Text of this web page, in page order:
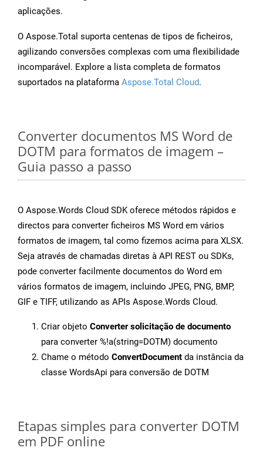
aplicações.
O Aspose.Total suporta centenas de tipos de ficheiros,
agilizando conversões complexas com uma flexibilidade
incomparável. Explore a lista completa de formatos
suportados na plataforma Aspose.Total Cloud.
Converter documentos MS Word de
DOTM para formatos de imagem –
Guia passo a passo
O Aspose.Words Cloud SDK oferece métodos rápidos e
directos para converter ficheiros MS Word em vários
formatos de imagem, tal como fizemos acima para XLSX.
Seja através de chamadas diretas à API REST ou SDKs,
pode converter facilmente documentos do Word em
vários formatos de imagem, incluindo JPEG, PNG, BMP,
GIF e TIFF, utilizando as APIs Aspose.Words Cloud.
Criar objeto Converter solicitação de documento
para converter %!a(string=DOTM) documento
Chame o método ConvertDocument da instância da
classe WordsApi para conversão de DOTM
Etapas simples para converter DOTM
em PDF online